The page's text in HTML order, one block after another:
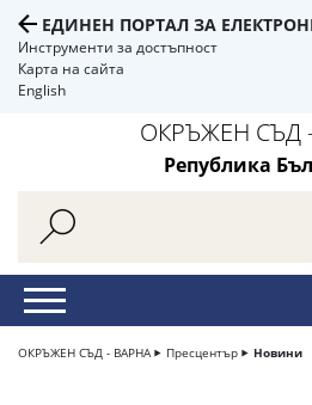
ЕДИНЕН ПОРТАЛ ЗА
Инструменти за достъпност
Карта на сайта
English
ОКРЪЖЕН СЪД
Република
ОКРЪЖЕН СЪД - ВАРНА Пресцентър Новини